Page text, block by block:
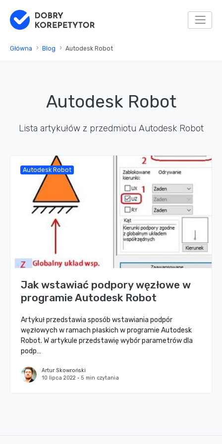
Główna Blog Autodesk Robot
Autodesk Robot
Lista artykułów z przedmiotu Autodesk Robot
Autodesk Robot
Jak wstawiać podpory węzłowe w
programie Autodesk Robot
Artykuł przedstawia sposób wstawiania podpór
węzłowych w ramach płaskich w programie Autodesk
Robot. W artykule przedstawię wybór parametrów dla
podp…
Artur Skowroński
10 lipca 2022 • 5 min czytania